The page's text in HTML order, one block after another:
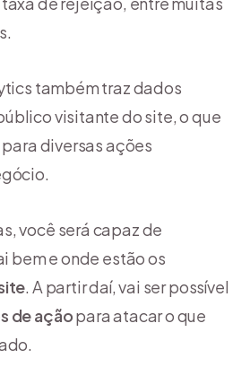
também traz dados
visitante do site, o que
diversas ações
você será capaz de
bem e onde estão os
. A partir daí, vai ser possível
de açãopara atacar o que